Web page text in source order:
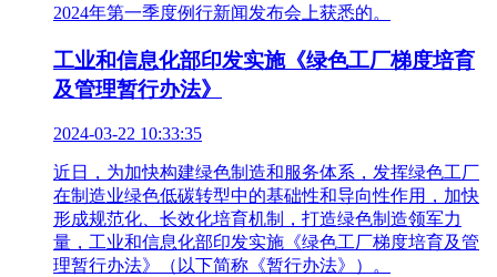
2024年第一季度例行新闻发布会上获悉的。
工业和信息化部印发实施《绿色工厂梯度培育
及管理暂行办法》
2024-03-22 10:33:35
近日，为加快构建绿色制造和服务体系，发挥绿色工厂
在制造业绿色低碳转型中的基础性和导向性作用，加快
形成规范化、长效化培育机制，打造绿色制造领军力
量，工业和信息化部印发实施《绿色工厂梯度培育及管
理暂行办法》（以下简称《暂行办法》）。